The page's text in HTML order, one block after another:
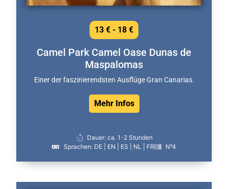
Camel Park Camel Oase Dunas de
Maspalomas
Einer der faszinierendsten Ausflüge Gran Canarias.
Mehr Infos
13 € - 18 €
Dauer: ca. 1-2 Stunden
Sprachen: DE | EN | ES | NL | FR
N°4